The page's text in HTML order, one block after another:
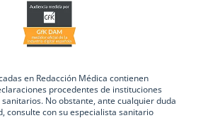
en Redacción Médica contienen
procedentes de instituciones
No obstante, ante cualquier duda
consulte con su especialista sanitario